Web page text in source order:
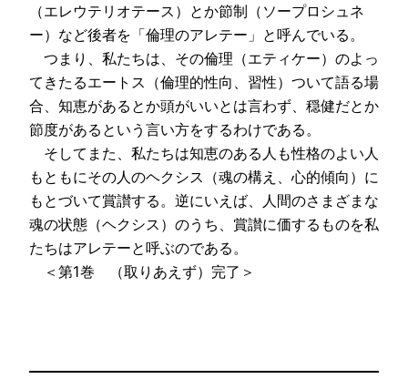
（エレウテリオテース）とか節制（ソープロシュネ
ー）など後者を「倫理のアレテー」と呼んでいる。
つまり、私たちは、その倫理（エティケー）のよっ
てきたるエートス（倫理的性向、習性）ついて語る場
合、知恵があるとか頭がいいとは言わず、穏健だとか
節度があるという言い方をするわけである。
そしてまた、私たちは知恵のある人も性格のよい人
もともにその人のヘクシス（魂の構え、心的傾向）に
もとづいて賞讃する。逆にいえば、人間のさまざまな
魂の状態（ヘクシス）のうち、賞讃に価するものを私
たちはアレテーと呼ぶのである。
＜第1巻 （取りあえず）完了＞